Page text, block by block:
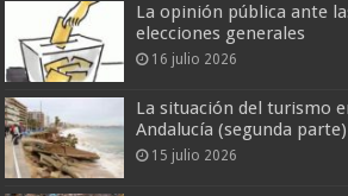
La opinión pública ante
elecciones generales
16 julio 2026
La situación del turismo
Andalucía (segunda parte)
15 julio 2026